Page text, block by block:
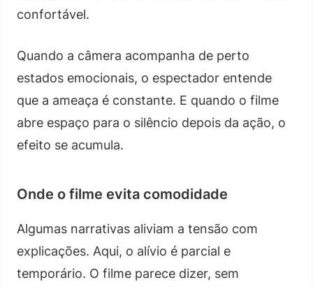
confortável.
Quando a câmera acompanha de perto
estados emocionais, o espectador entende
que a ameaça é constante. E quando o filme
abre espaço para o silêncio depois da ação, o
efeito se acumula.
Onde o filme evita comodidade
Algumas narrativas aliviam a tensão com
explicações. Aqui, o alívio é parcial e
temporário. O filme parece dizer, sem